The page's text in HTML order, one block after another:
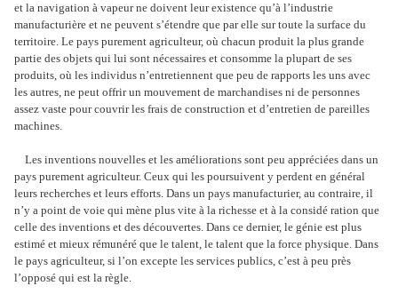
et la navigation à vapeur ne doivent leur existence qu’à l’industrie
manufacturière et ne peuvent s’étendre que par elle sur toute la surface du
territoire. Le pays purement agriculteur, où chacun produit la plus grande
partie des objets qui lui sont nécessaires et consomme la plupart de ses
produits, où les individus n’entretiennent que peu de rapports les uns avec
les autres, ne peut offrir un mouvement de marchandises ni de personnes
assez vaste pour couvrir les frais de construction et d’entretien de pareilles
machines.
Les inventions nouvelles et les améliorations sont peu appréciées dans un
pays purement agriculteur. Ceux qui les poursuivent y perdent en général
leurs recherches et leurs efforts. Dans un pays manufacturier, au contraire, il
n’y a point de voie qui mène plus vite à la richesse et à la considé ration que
celle des inventions et des découvertes. Dans ce dernier, le génie est plus
estimé et mieux rémunéré que le talent, le talent que la force physique. Dans
le pays agriculteur, si l’on excepte les services publics, c’est à peu près
l’opposé qui est la règle.